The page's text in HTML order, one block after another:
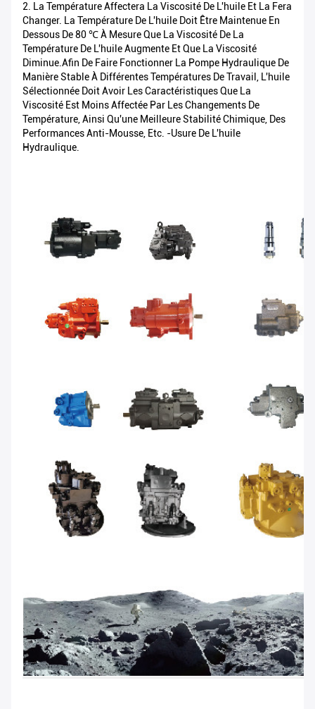
2. La Température Affectera La Viscosité De L'huile Et La Fera
Changer. La Température De L'huile Doit Être Maintenue En
Dessous De 80 ℃ À Mesure Que La Viscosité De La
Température De L'huile Augmente Et Que La Viscosité
Diminue.Afin De Faire Fonctionner La Pompe Hydraulique De
Manière Stable À Différentes Températures De Travail, L'huile
Sélectionnée Doit Avoir Les Caractéristiques Que La
Viscosité Est Moins Affectée Par Les Changements De
Température, Ainsi Qu'une Meilleure Stabilité Chimique, Des
Performances Anti-Mousse, Etc. -usure De L'huile
Hydraulique.